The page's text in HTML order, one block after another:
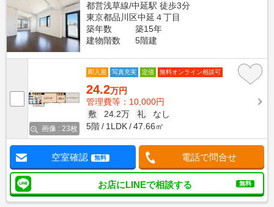
都営浅草線/中延駅 徒歩3分
東京都品川区中延４丁目
築年数
築15年
建物階数
5階建
画像 : 23枚
即入居 写真充実 定借 無料オンライン相談可
24.2万円
管理費等：10,000円
敷
24.2万 礼
なし
5階
1LDK 47.66㎡
空室確認 無料 電話で問合せ
お店にLINEで相談する 無料